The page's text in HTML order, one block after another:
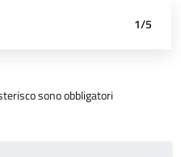
1/5
sono obbligatori